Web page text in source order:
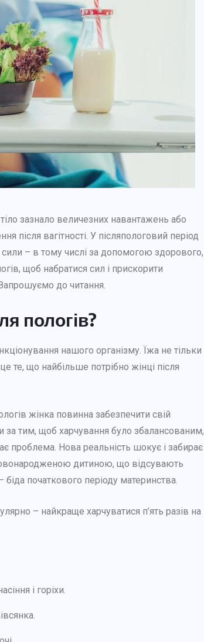
зазнало величезних навантажень або
після вагітності. У післяпологовий період
– в тому числі за допомогою здорового,
щоб набратися сил і прискорити
до читання.
пологів?
нашого організму. Їжа не тільки
те, що найбільше потрібно жінці після
жінка повинна забезпечити свій
тим, щоб харчування було збалансованим,
проблема. Нова реальність шокує і забирає
новонародженою дитиною, що відсувають
початкового періоду материнства.
– найкраще харчуватися п’ять разів на
і горіхи.